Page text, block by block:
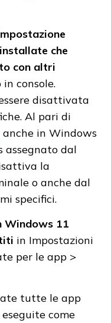
che
con altri
console.
disattivata
Al pari di
anche in Windows
assegnato dal
la
o anche dal
specifici.
Windows 11
in Impostazioni
per le app >
tutte le app
come